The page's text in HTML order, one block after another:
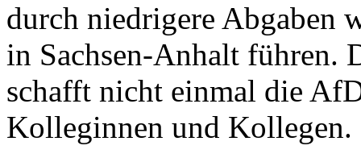
durch niedrigere Abgaben
in Sachsen-Anhalt führen.
schafft nicht einmal die
Kolleginnen und Kollegen.